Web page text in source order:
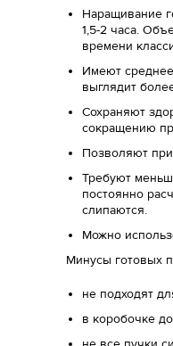
Наращивание
1,5-2 часа.
времени
Имеют
выглядит
Сохраняют
сокращению
Позволяют
Требуют
постоянно
слипаются.
Можно
Минусы готовых
не подходят
в коробочке